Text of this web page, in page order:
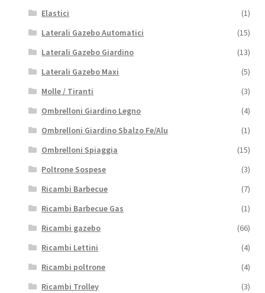
Elastici
(1)
Laterali Gazebo Automatici
(15)
Laterali Gazebo Giardino
(13)
Laterali Gazebo Maxi
(5)
Molle / Tiranti
(3)
Ombrelloni Giardino Legno
(4)
Ombrelloni Giardino Sbalzo Fe/Alu
(1)
Ombrelloni Spiaggia
(15)
Poltrone Sospese
(3)
Ricambi Barbecue
(7)
Ricambi Barbecue Gas
(1)
Ricambi gazebo
(66)
Ricambi Lettini
(4)
Ricambi poltrone
(4)
Ricambi Trolley
(3)